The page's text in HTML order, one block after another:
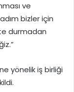
ve
bizler için
durmadan
yönelik iş birliği